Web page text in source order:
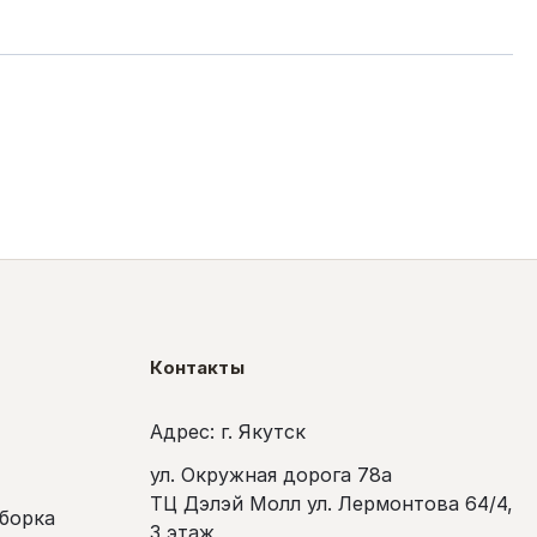
Контакты
Адрес: г. Якутск
ул. Окружная дорога 78а
ТЦ Дэлэй Молл ул. Лермонтова 64/4,
3 этаж